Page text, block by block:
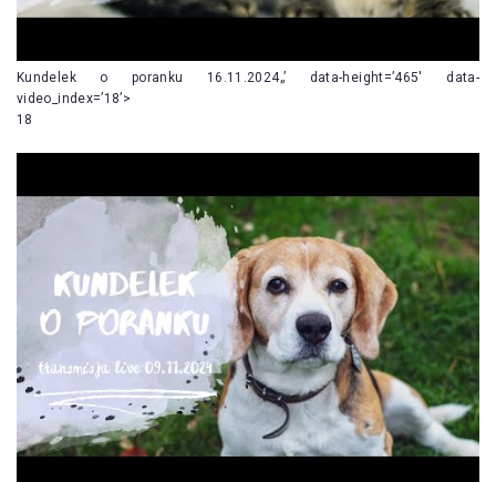
Kundelek o poranku 16.11.2024„’ data-height=’465′ data-
video_index=’18’>
18